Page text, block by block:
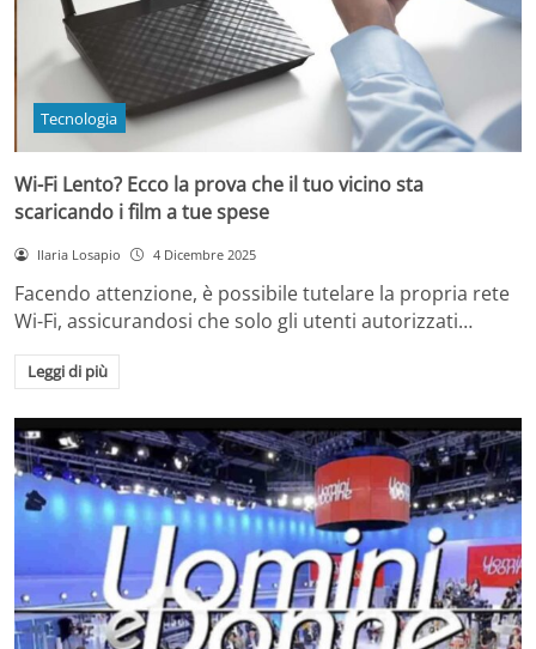
Tecnologia
Wi-Fi Lento? Ecco la prova che il tuo vicino sta
scaricando i film a tue spese
Ilaria Losapio 4 Dicembre 2025
Facendo attenzione, è possibile tutelare la propria rete
Wi-Fi, assicurandosi che solo gli utenti autorizzati…
Leggi di più